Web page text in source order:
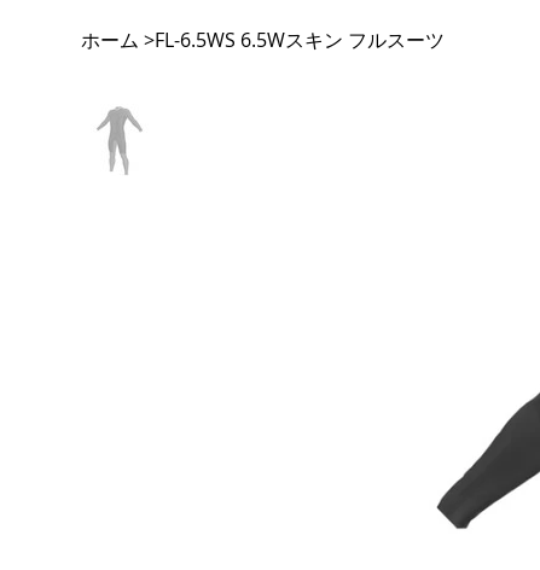
ホーム >FL-6.5WS 6.5Wスキン フルスーツ